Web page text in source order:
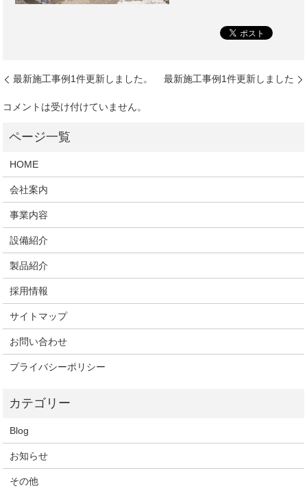
最新施工事例1件更新しました。 最新施工事例1件更新しました
コメントは受け付けていません。
HOME
会社案内
事業内容
設備紹介
製品紹介
採用情報
サイトマップ
お問い合わせ
プライバシーポリシー
Blog
お知らせ
その他